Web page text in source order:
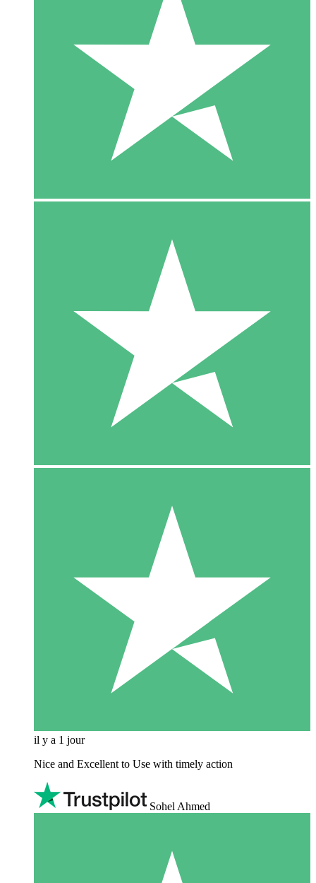
il y a 1 jour
Nice and Excellent to Use with timely action
Sohel Ahmed